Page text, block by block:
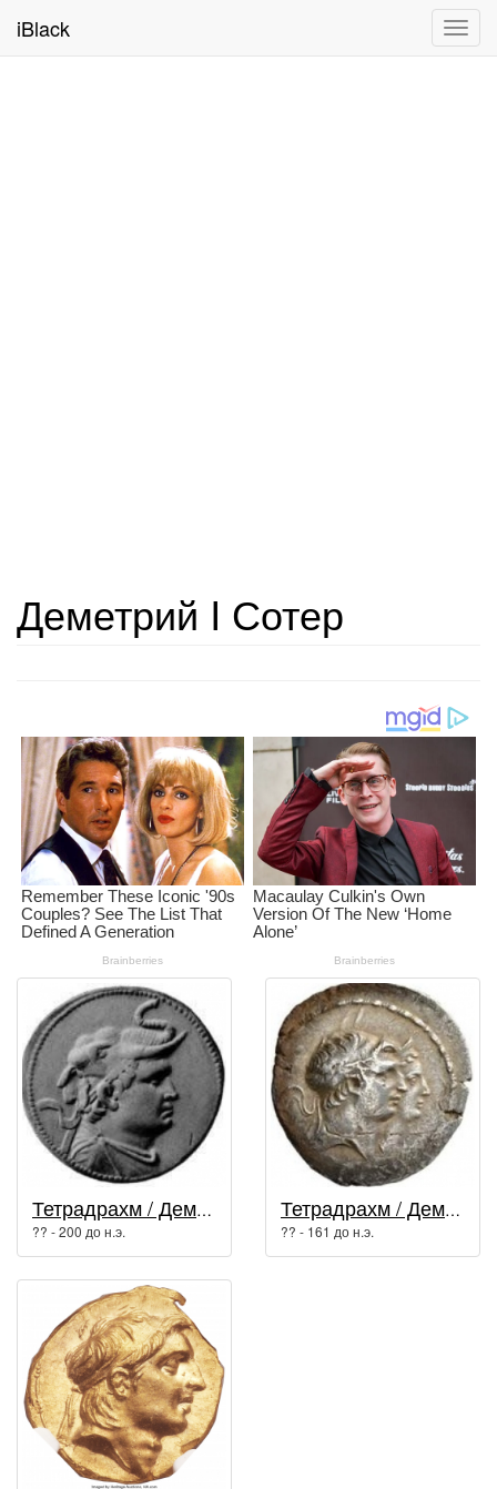
iBlack
Деметрий I Сотер
Тетрадрахм / Деметрий I Сотер
?? - 200 до н.э.
Тетрадрахм / Деметрий I Сотер
?? - 161 до н.э.